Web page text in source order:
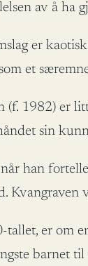
av å ha
er
et
(f. 1982) er
sin
han
tallet, er om
barnet